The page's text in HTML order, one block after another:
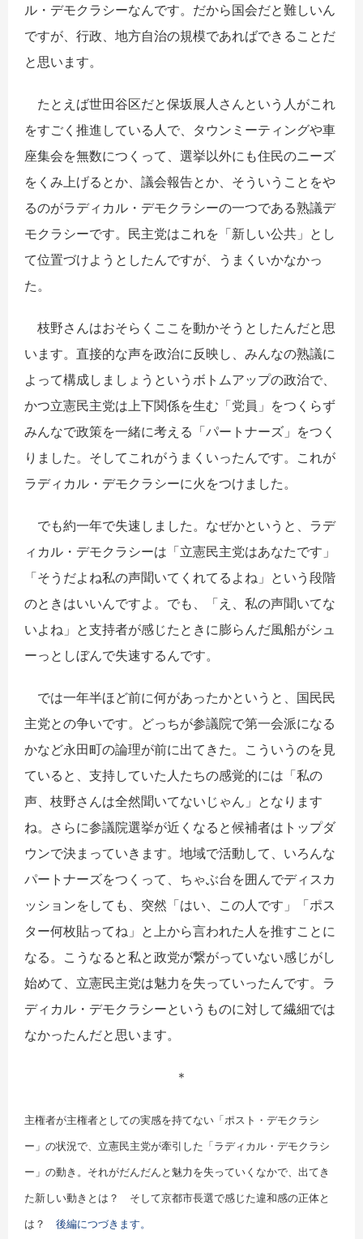
ル・デモクラシーなんです。だから国会だと難しいん
ですが、行政、地方自治の規模であればできることだ
と思います。
たとえば世田谷区だと保坂展人さんという人がこれ
をすごく推進している人で、タウンミーティングや車
座集会を無数につくって、選挙以外にも住民のニーズ
をくみ上げるとか、議会報告とか、そういうことをや
るのがラディカル・デモクラシーの一つである熟議デ
モクラシーです。民主党はこれを「新しい公共」とし
て位置づけようとしたんですが、うまくいかなかっ
た。
枝野さんはおそらくここを動かそうとしたんだと思
います。直接的な声を政治に反映し、みんなの熟議に
よって構成しましょうというボトムアップの政治で、
かつ立憲民主党は上下関係を生む「党員」をつくらず
みんなで政策を一緒に考える「パートナーズ」をつく
りました。そしてこれがうまくいったんです。これが
ラディカル・デモクラシーに火をつけました。
でも約一年で失速しました。なぜかというと、ラデ
ィカル・デモクラシーは「立憲民主党はあなたです」
「そうだよね私の声聞いてくれてるよね」という段階
のときはいいんですよ。でも、「え、私の声聞いてな
いよね」と支持者が感じたときに膨らんだ風船がシュ
ーっとしぼんで失速するんです。
では一年半ほど前に何があったかというと、国民民
主党との争いです。どっちが参議院で第一会派になる
かなど永田町の論理が前に出てきた。こういうのを見
ていると、支持していた人たちの感覚的には「私の
声、枝野さんは全然聞いてないじゃん」となります
ね。さらに参議院選挙が近くなると候補者はトップダ
ウンで決まっていきます。地域で活動して、いろんな
パートナーズをつくって、ちゃぶ台を囲んでディスカ
ッションをしても、突然「はい、この人です」「ポス
ター何枚貼ってね」と上から言われた人を推すことに
なる。こうなると私と政党が繋がっていない感じがし
始めて、立憲民主党は魅力を失っていったんです。ラ
ディカル・デモクラシーというものに対して繊細では
なかったんだと思います。
＊
主権者が主権者としての実感を持てない「ポスト・デモクラシ
ー」の状況で、立憲民主党が牽引した「ラディカル・デモクラシ
ー」の動き。それがだんだんと魅力を失っていくなかで、出てき
た新しい動きとは？ そして京都市長選で感じた違和感の正体と
は？ 後編につづきます。